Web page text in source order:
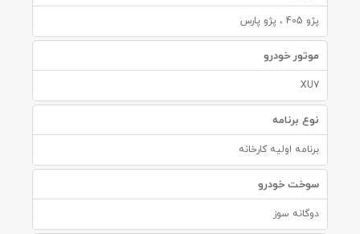
پژو 405 ، پژو پارس
موتور خودرو
XU7
نوع برنامه
برنامه اولیه کارخانه
سوخت خودرو
دوگانه سوز